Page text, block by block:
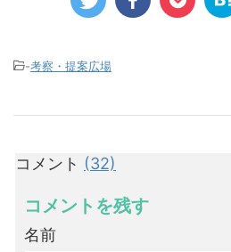
-考察・提案広場
コメント (32)
コメントを残す
名前